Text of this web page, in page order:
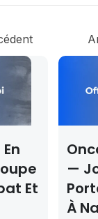
Oncorad
—
Portes
À Nador